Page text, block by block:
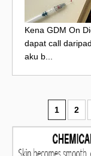
Kena GDM On
dapat call
aku b...
1 2